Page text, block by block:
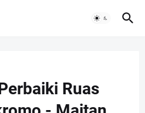
Ruas